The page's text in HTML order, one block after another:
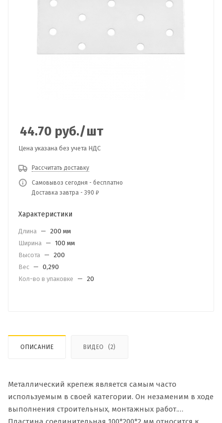
44.70 руб./шт
Цена указана без учета НДС
Рассчитать доставку
Самовывоз сегодня - бесплатно
Доставка завтра - 390 ₽
Характеристики
Длина — 200 мм
Ширина — 100 мм
Высота — 200
Вес — 0,290
Кол-во в упаковке
— 20
ОПИСАНИЕ ВИДЕО (2)
Металлический крепеж является самым часто
используемым в своей категории. Он незаменим в ходе
выполнения строительных, монтажных работ.